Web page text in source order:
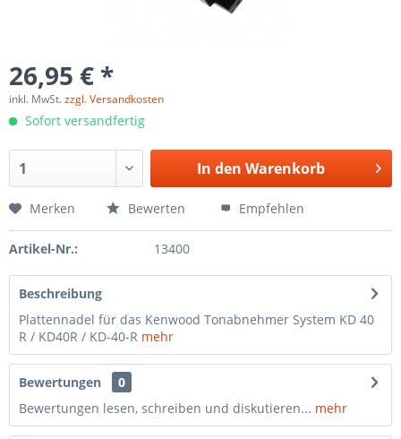
26,95 € *
inkl. MwSt.zzgl. Versandkosten
Sofort versandfertig
In den Warenkorb
Merken Bewerten Empfehlen
Artikel-Nr.: 13400
Beschreibung
Plattennadel für das Kenwood Tonabnehmer System KD 40
R / KD40R / KD-40-R mehr
Bewertungen
0
Bewertungen lesen, schreiben und diskutieren... mehr